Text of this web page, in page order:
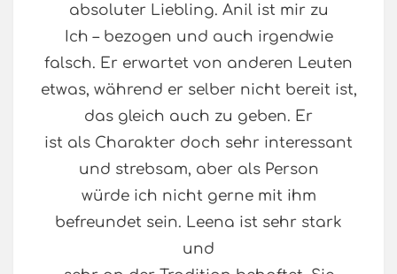
absoluter Liebling. Anil ist mir zu
Ich – bezogen und auch irgendwie
falsch. Er erwartet von anderen Leuten
etwas, während er selber nicht bereit ist,
das gleich auch zu geben. Er
ist als Charakter doch sehr interessant
und strebsam, aber als Person
würde ich nicht gerne mit ihm
befreundet sein. Leena ist sehr stark
und